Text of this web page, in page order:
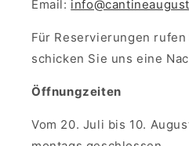
Email:
Für Reservierungen
schicken Sie uns eine
Öffnungzeiten
Vom 20. Juli bis 10.